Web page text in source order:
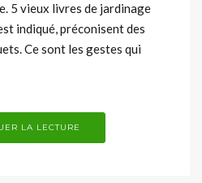
5 vieux livres de jardinage
indiqué, préconisent des
Ce sont les gestes qui
LA LECTURE